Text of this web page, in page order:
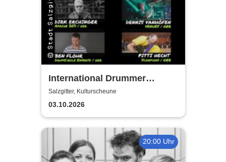
International Drummer
Meeting Konzert |
Kulturscheune
Salzgitter, Kulturscheune
03.10.2026
20:00 Uhr